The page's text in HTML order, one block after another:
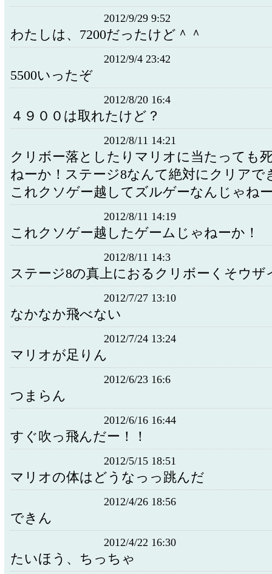
2012/9/29 9:52
わたしは、7200だったけど＾＾
2012/9/4 23:42
5500いったぞ
2012/8/20 16:4
４９００は取れたけど？
2012/8/11 14:21
クリボー落としたりマリオに当たっても
ねーか！ステージ8なんて絶対にクリアで
これクソゲー越してズルゲーなんじゃね
2012/8/11 14:19
これクソゲー越したゲームじゃねーか！
2012/8/11 14:3
ステージ8の真上におるクリボーくそウザ
2012/7/27 13:10
なかなか飛べない
2012/7/24 13:24
マリオが足りん
2012/6/23 16:6
つまらん
2012/6/16 16:44
すぐ吹っ飛んだー！！
2012/5/15 18:51
マリオの体はどうなっっ跳んだ
2012/4/26 18:56
できん
2012/4/22 16:30
たいほう、ちっちゃ